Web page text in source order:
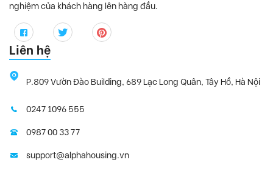
nghiệm của khách hàng lên hàng đầu.
Liên hệ
P.809 Vườn Đào Building, 689 Lạc Long Quân, Tây Hồ, Hà Nội
0247 1096 555
0987 00 33 77
support@alphahousing.vn